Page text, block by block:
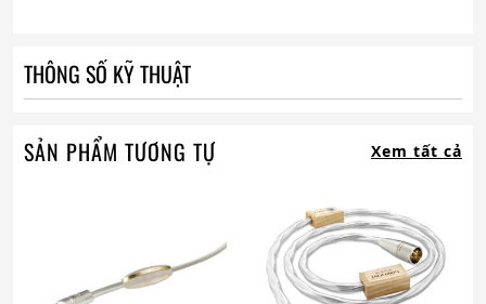
THÔNG SỐ KỸ THUẬT
SẢN PHẨM TƯƠNG TỰ Xem tất cả